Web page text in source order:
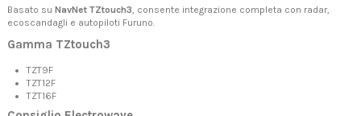
Basato su NavNet TZtouch3, consente integrazione completa con radar,
ecoscandagli e autopiloti Furuno.
Gamma TZtouch3
TZT9F
TZT12F
TZT16F